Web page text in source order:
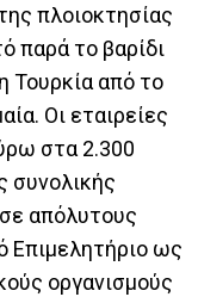
πλοιοκτησίας
παρά το βαρίδι
Τουρκία από το
Οι εταιρείες
στα 2.300
συνολικής
απόλυτους
Επιμελητήριο ως
οργανισμούς